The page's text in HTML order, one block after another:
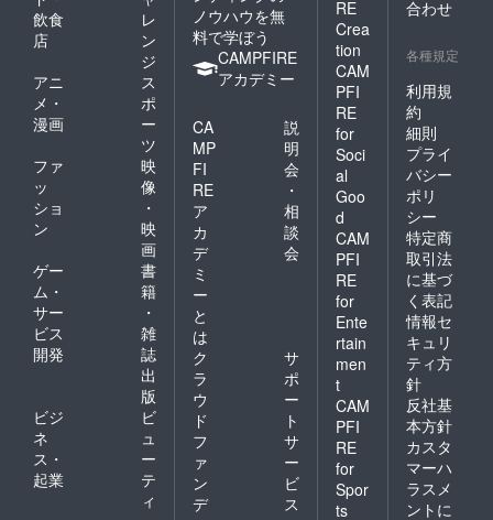
飲食
店
レ
ン
ジ
アニ
メ・
漫画
ス
ポ
ー
ツ
ファ
ッ
ショ
ン
映
像
・
映
画
ゲー
ム・
サー
ビス
開発
書
籍
・
雑
誌
出
版
ビジ
ネ
ス・
起業
ビ
ュ
ー
テ
ィ
ノウハウを無
料で学ぼう
CAMPFIRE
アカデミー
CA
MP
FI
RE
ア
カ
デ
ミ
ー
と
は
説
明
会
・
相
談
会
ク
ラ
ウ
ド
フ
ァ
ン
デ
サ
ポ
ー
ト
サ
ー
ビ
ス
RE
Crea
tion
CAM
PFI
RE
for
Soci
al
Goo
d
CAM
PFI
RE
for
Ente
rtain
men
t
CAM
PFI
RE
for
Spor
ts
合わせ
各種規定
利用規
約
細則
プライ
バシー
ポリ
シー
特定商
取引法
に基づ
く表記
情報セ
キュリ
ティ方
針
反社基
本方針
カスタ
マーハ
ラスメ
ントに